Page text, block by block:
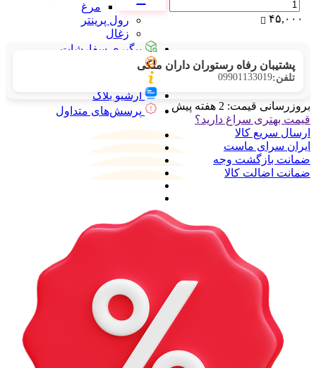
مرغ
رول پرینتر
زغال
پیگیری سفارشات
تماس با ما
آرشیو بلاگ
پرسش‌های متداول
۴۵,۰۰۰
پشتیبان رفاه رستوران داران ملکی
تلفن:09901133019
بروزرسانی قیمت: 2 هفته پیش
قیمت بهتری سراغ دارید؟
ارسال سریع کالا
ایران سرای ماست
ضمانت بازگشت وجه
ضمانت اضالت کالا